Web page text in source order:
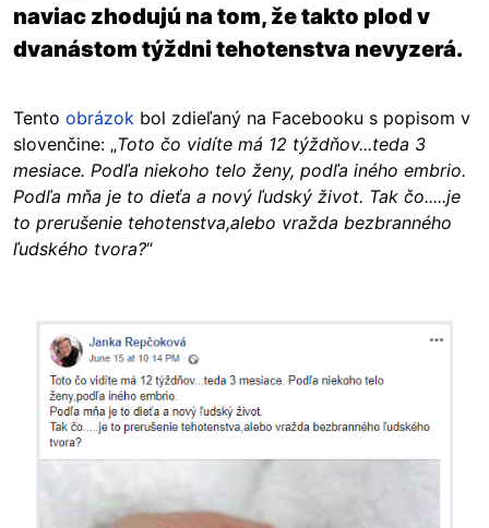
naviac zhodujú na tom, že takto plod v
dvanástom týždni tehotenstva nevyzerá.
Tento obrázok bol zdieľaný na Facebooku s popisom v
slovenčine: „Toto čo vidíte má 12 týždňov...teda 3
mesiace. Podľa niekoho telo ženy, podľa iného embrio.
Podľa mňa je to dieťa a nový ľudský život. Tak čo.....je
to prerušenie tehotenstva,alebo vražda bezbranného
ľudského tvora?“
Image